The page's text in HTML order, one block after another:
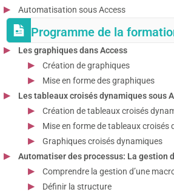
Automatisation sous Access
Programme de la
Les graphiques dans Access
Création de graphiques
Mise en forme des graphiques
Les tableaux croisés dynamiques sous
Création de tableaux croisés
Mise en forme de tableaux croisés
Graphiques croisés dynamiques
Automatiser des processus: La gestion
Comprendre la gestion d’une
Définir la structure